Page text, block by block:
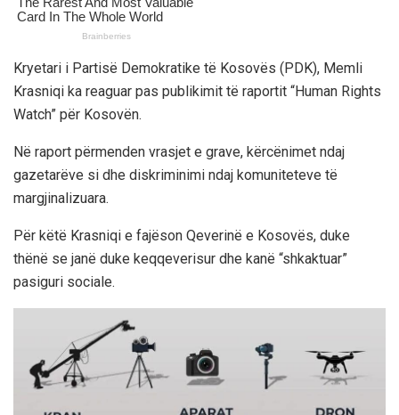
Kryetari i Partisë Demokratike të Kosovës (PDK), Memli
Krasniqi ka reaguar pas publikimit të raportit “Human Rights
Watch” për Kosovën.
Në raport përmenden vrasjet e grave, kërcënimet ndaj
gazetarëve si dhe diskriminimi ndaj komuniteteve të
margjinalizuara.
Për këtë Krasniqi e fajëson Qeverinë e Kosovës, duke
thënë se janë duke keqqeverisur dhe kanë “shkaktuar”
pasiguri sociale.